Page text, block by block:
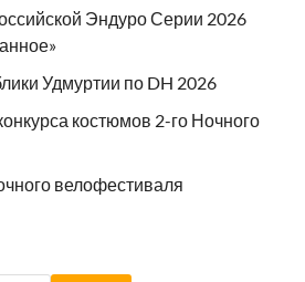
Эндуро Серии 2026
Удмуртии по DH 2026
костюмов 2-го Ночного
велофестиваля